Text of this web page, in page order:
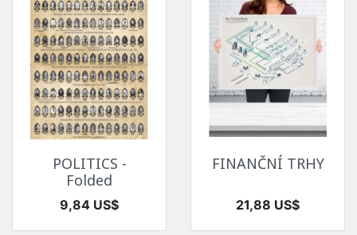
POLITICS -
Folded
Cena
9,84 US$
FINANČNÍ TRHY
Cena
21,88 US$